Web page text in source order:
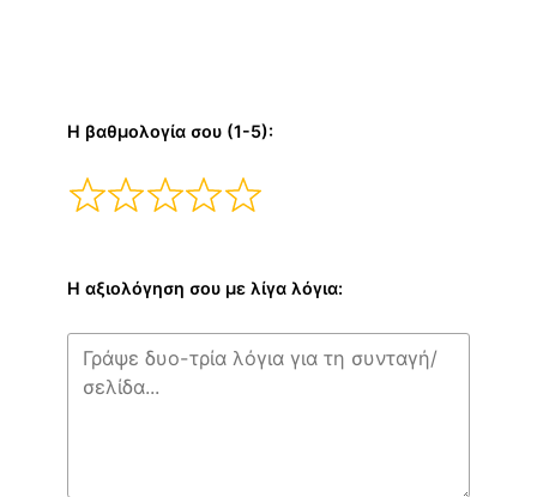
Η βαθμολογία σου (1-5):
Η αξιολόγηση σου με λίγα λόγια: